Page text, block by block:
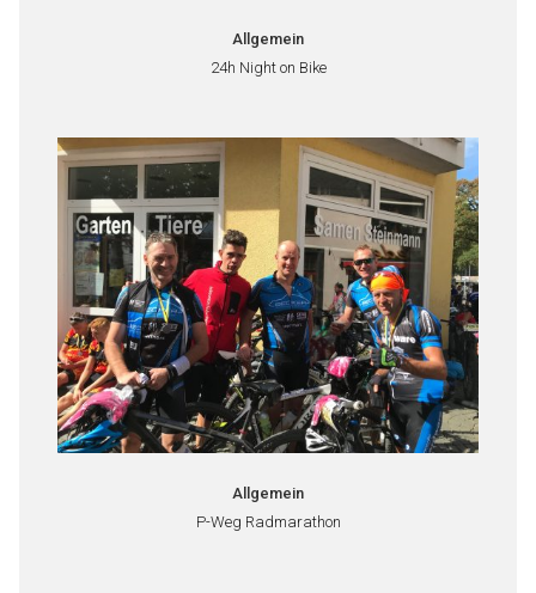
Allgemein
24h Night on Bike
Allgemein
P-Weg Radmarathon